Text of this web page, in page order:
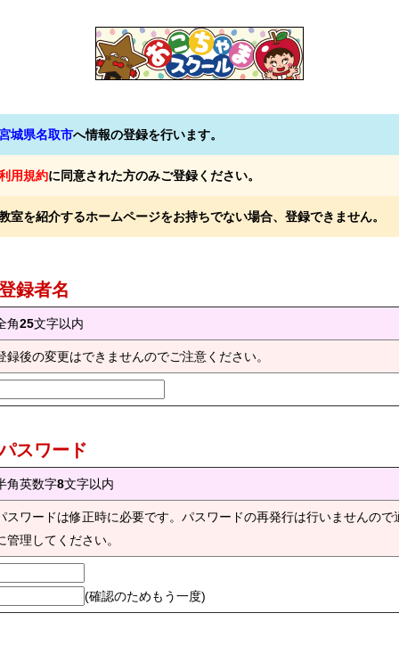
城県名取市へ情報の登録を行います。
用規約に同意された方のみご登録ください。
室を紹介するホームページをお持ちでない場合、登録できません。
録者名
角25文字以内
録後の変更はできませんのでご注意ください。
スワード
角英数字8文字以内
スワードは修正時に必要です。パスワードの再発行は行いませんので
管理してください。
(確認のためもう一度)